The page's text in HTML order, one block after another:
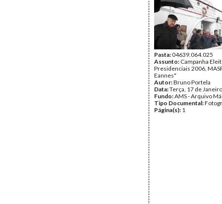
Pasta:04639.064.025
Assunto: Campanha
Presidenciais 2006,
Eannes"
Autor:Bruno Portela
Data:Terça, 17 de
Fundo:AMS - Arquivo
Tipo Documental:
Página(s): 1